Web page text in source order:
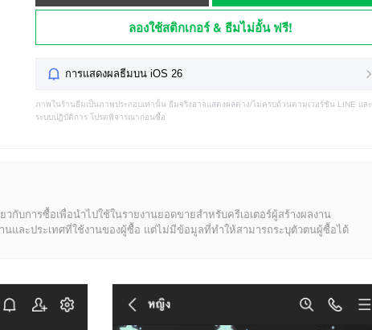
ลองใช้สติกเกอร์ & ธีมไม่อั้น ฟรี!
การแสดงผลธีมบน iOS 26
ภาพในร้านธีมเป็นภาพประกอบเท่านั้น ธีมจริงอาจแสดงผลต่าง/ไม่ครบถ้วนตามเวอร์ชัน LINE และ
ระบบปฏิบัติการ โปรดพิจารณาก่อนซื้อ
วกับการซื้อเพื่อนำไปใช้ในรายงานยอดขายสำหรับครีเอเตอร์ผู้สร้างผลงาน
และประเทศที่ใช้งานของผู้ซื้อ แต่ไม่มีข้อมูลที่ทำให้สามารถระบุตัวตนผู้ซื้อได้